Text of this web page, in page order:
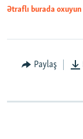
Ətraflı burada oxuyun
Paylaş